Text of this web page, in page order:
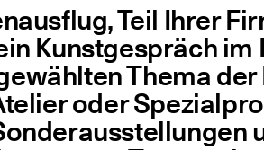
Teil Ihrer
Kunst­ge­spräch
The­ma
oder